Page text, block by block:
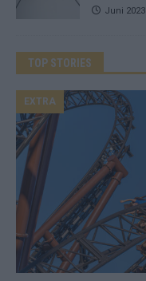
Juni 2023
TOP STORIES
EXTRA